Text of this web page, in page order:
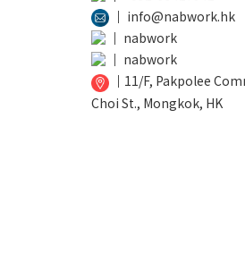
│ info@nabwork.hk
│ nabwork
│ nabwork
│ 11/F, Pakpolee
Choi St., Mongkok, HK